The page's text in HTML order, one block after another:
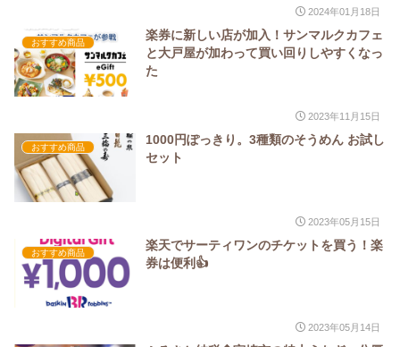
2024年01月18日
おすすめ商品
楽券に新しい店が加入！サンマルクカフェ
と大戸屋が加わって買い回りしやすくなっ
た
2023年11月15日
おすすめ商品
1000円ぽっきり。3種類のそうめん お試し
セット
2023年05月15日
おすすめ商品
楽天でサーティワンのチケットを買う！楽
券は便利👍
2023年05月14日